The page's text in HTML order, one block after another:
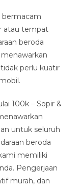
bermacam
atau tempat
beroda
perlu kuatir
100k – Sopir &
untuk seluruh
beroda
memiliki
Pengerjaan
murah, dan